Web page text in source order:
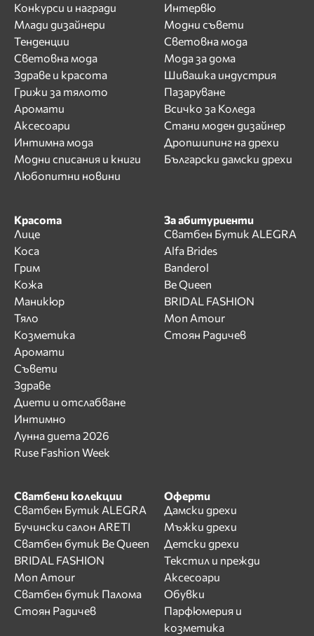
Конкурси и награди
Млади дизайнери
Тенденции
Световна мода
Здраве и красота
Грижи за тялото
Аромати
Аксесоари
Интимна мода
Модни списания и книги
Любопитни новини
Интервю
Модни съвети
Световна мода
Мода за дома
Шивашка индустрия
Пазаруване
Всичко за Коледа
Стани моден дизайнер
Дропшипинг на дрехи
Български дамски дрехи
Красота
Лице
Коса
Грим
Кожа
Маникюр
Тяло
Козметика
Аромати
Съвети
Здраве
Диети и отслабване
Интимно
Лунна диета 2026
Ruse Fashion Week
За абитуриенти
Сватбен Бутик ALEGRA
Alfa Brides
Banderol
Be Queen
BRIDAL FASHION
Mon Amour
Стоян Радичев
Сватбени колекции
Сватбен Бутик ALEGRA
Бучински салон ARETI
Сватбен бутик Be Queen
BRIDAL FASHION
Mon Amour
Сватбен бутик Палома
Стоян Радичев
Оферти
Дамски дрехи
Мъжки дрехи
Детски дрехи
Текстил и прежди
Аксесоари
Обувки
Парфюмерия и
козметика